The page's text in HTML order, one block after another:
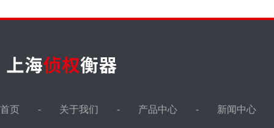
首页 关于我们 产品中心 新闻中心